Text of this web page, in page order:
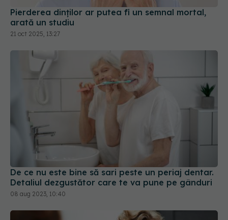
21 oct 2025, 13:27
De ce nu este bine să sari peste un periaj dentar.
Detaliul dezgustător care te va pune pe gânduri
08 aug 2023, 10:40